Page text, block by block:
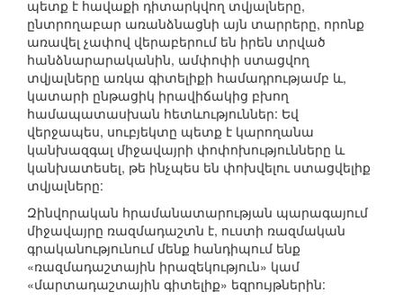
պետք է հավաքի դիտարկվող տվյալները,
ընտրողաբար առանձնացնի այն տարրերը, որոնք
առավել չափով վերաբերում են իրեն տրված
հանձնարարականին, ամփոփի ստացվող
տվյալները առկա գիտելիքի համադրությամբ և,
կատարի ընթացիկ իրավիճակից բխող
համապատասխան հետևություններ: Եվ
վերջապես, սուբյեկտը պետք է կարողանա
կանխազգալ միջավայրի փոփոխությունները և
կանխատեսել, թե ինչպես են փոխվելու ստացվելիք
տվյալները:
Զինվորական հրամանատարության պարագայում
միջավայրը ռազմադաշտն է, ուստի ռազմական
գրականությունում մենք հանդիպում ենք
«ռազմադաշտային իրազեկություն» կամ
«մարտադաշտային գիտելիք» եզրույթներին: